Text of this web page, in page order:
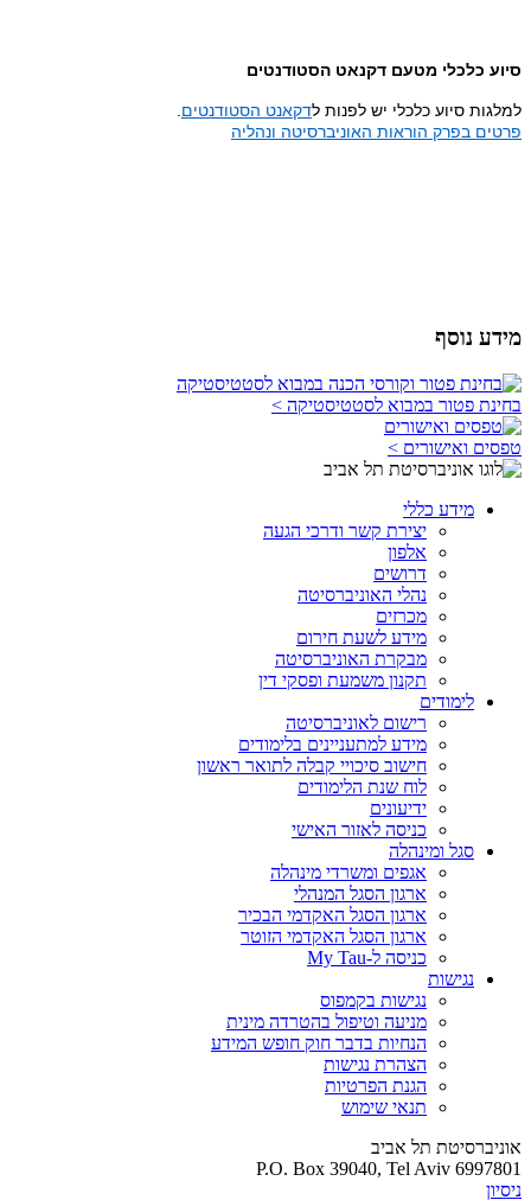
סיוע כלכלי מטעם דקנאט הסטודנטים
למלגות סיוע כלכלי יש לפנות לדקאנט הסטודנטים
פרטים בפרק הוראות האוניברסיטה ונהליה
מידע נוסף
בחינת פטור במבוא לסטטיסטיקה >
טפסים ואישורים >
מידע כללי
יצירת קשר ודרכי הגעה
אלפון
דרושים
נהלי האוניברסיטה
מכרזים
מידע לשעת חירום
מבקרת האוניברסיטה
תקנון משמעת ופסקי דין
לימודים
רישום לאוניברסיטה
מידע למתעניינים בלימודים
חישוב סיכויי קבלה לתואר ראשון
לוח שנת הלימודים
ידיעונים
כניסה לאזור האישי
סגל ומינהלה
אגפים ומשרדי מינהלה
ארגון הסגל המנהלי
ארגון הסגל האקדמי הבכיר
ארגון הסגל האקדמי הזוטר
כניסה ל-My Tau
נגישות
נגישות בקמפוס
מניעה וטיפול בהטרדה מינית
הנחיות בדבר חוק חופש המידע
הצהרת נגישות
הגנת הפרטיות
תנאי שימוש
אוניברסיטת תל אביב
P.O. Box 39040, Tel Aviv 6997801
ניסיון